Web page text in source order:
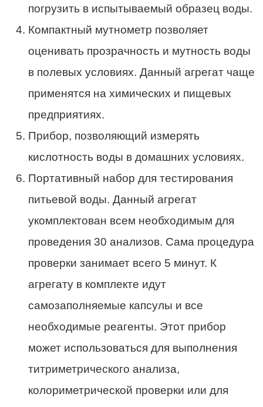
погрузить в испытываемый образец воды.
Компактный мутнометр позволяет
оценивать прозрачность и мутность воды
в полевых условиях. Данный агрегат чаще
применятся на химических и пищевых
предприятиях.
Прибор, позволяющий измерять
кислотность воды в домашних условиях.
Портативный набор для тестирования
питьевой воды. Данный агрегат
укомплектован всем необходимым для
проведения 30 анализов. Сама процедура
проверки занимает всего 5 минут. К
агрегату в комплекте идут
самозаполняемые капсулы и все
необходимые реагенты. Этот прибор
может использоваться для выполнения
титриметрического анализа,
колориметрической проверки или для